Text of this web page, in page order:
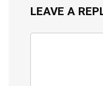
LEAVE A